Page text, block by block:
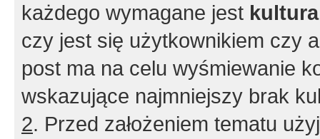
każdego wymagane jest
czy jest się użytkownikiem czy
post ma na celu wyśmiewanie
wskazujące najmniejszy brak
2. Przed założeniem tematu